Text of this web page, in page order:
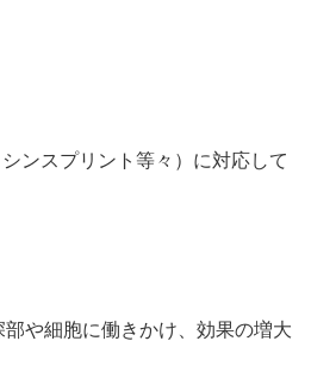
ンスプリント等々）に対応して
や細胞に働きかけ、効果の増大